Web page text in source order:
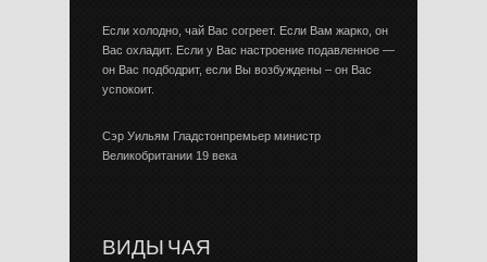
Если холодно, чай Вас согреет. Если Вам жарко, он
Вас охладит. Если у Вас настроение подавленное —
он Вас подбодрит, если Вы возбуждены – он Вас
успокоит.
Сэр Уильям Гладстонпремьер министр
Великобритании 19 века
ВИДЫ ЧАЯ